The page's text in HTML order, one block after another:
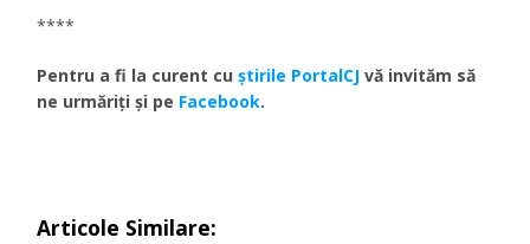
****
Pentru a fi la curent cuştirile PortalCJ vă invităm să
ne urmăriţi şi pe Facebook.
Articole Similare: